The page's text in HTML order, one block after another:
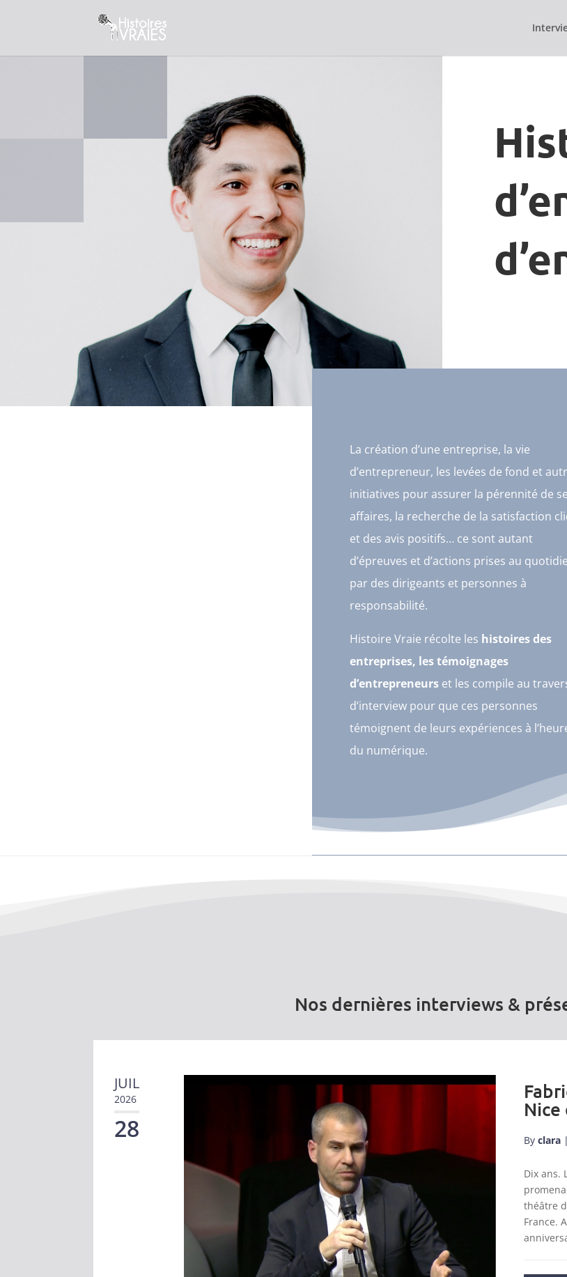
La création d’une entreprise, la vie
d’entrepreneur, les levées de fond et
initiatives pour assurer la pérennité de
affaires, la recherche de la satisfaction
et des avis positifs… ce sont autant
d’épreuves et d’actions prises au
par des dirigeants et personnes à
responsabilité.
Histoire Vraie récolte les histoires des
entreprises, les témoignages
d’entrepreneurset les compile au
d’interview pour que ces personnes
témoignent de leurs expériences à
du numérique.
Nos dernières interviews &
JUIL
2026
28 By clara |
Dix ans.
théâtre
France.